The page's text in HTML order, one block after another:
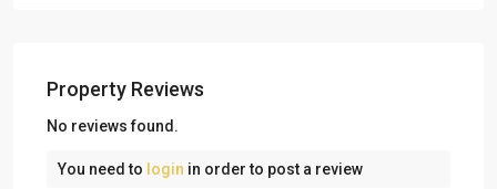
Property Reviews
No reviews found.
You need to login in order to post a review